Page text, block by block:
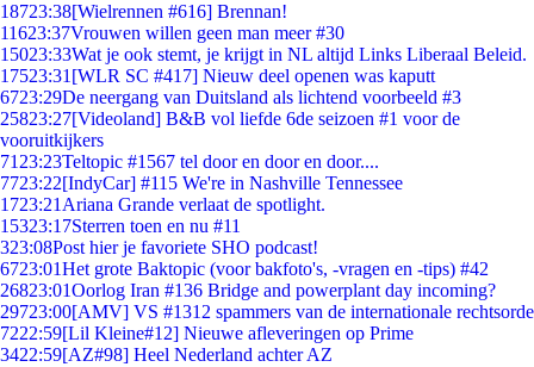
18723:38[Wielrennen #616] Brennan!
11623:37Vrouwen willen geen man meer #30
15023:33Wat je ook stemt, je krijgt in NL altijd Links Liberaal Beleid.
17523:31 [WLR SC #417] Nieuw deel openen was kaputt
6723:29De neergang van Duitsland als lichtend voorbeeld #3
25823:27[Videoland] B&B vol liefde 6de seizoen #1 voor de
vooruitkijkers
71 23:23Teltopic #1567 tel door en door en door....
7723:22[IndyCar] #115 We're in Nashville Tennessee
1723:21 Ariana Grande verlaat de spotlight.
15323:17Sterren toen en nu #11
323:08Post hier je favoriete SHO podcast!
6723:01Het grote Baktopic (voor bakfoto's, -vragen en -tips) #42
26823:01Oorlog Iran #136 Bridge and powerplant day incoming?
29723:00[AMV] VS #1312 spammers van de internationale rechtsorde
7222:59[Lil Kleine#12] Nieuwe afleveringen op Prime
3422:59[AZ#98] Heel Nederland achter AZ